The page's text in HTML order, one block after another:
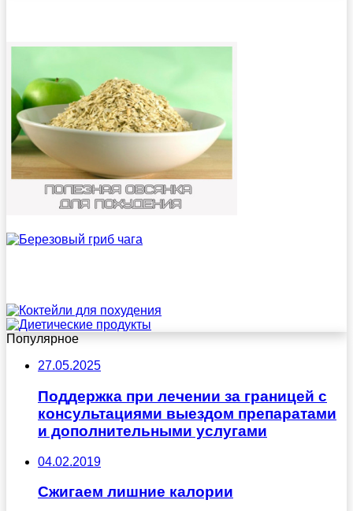
Популярное
27.05.2025
Поддержка при лечении за границей с
консультациями выездом препаратами
и дополнительными услугами
04.02.2019
Сжигаем лишние калории